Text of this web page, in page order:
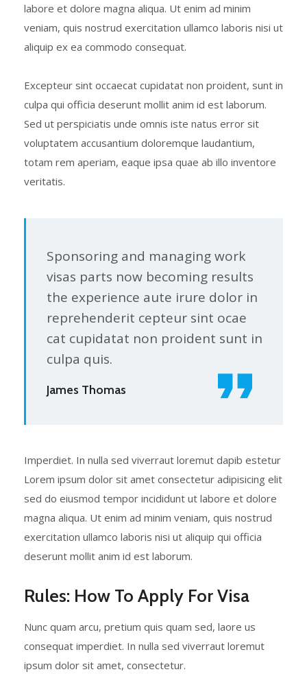
labore et dolore magna aliqua. Ut enim ad minim
veniam, quis nostrud exercitation ullamco laboris nisi ut
aliquip ex ea commodo consequat.
Excepteur sint occaecat cupidatat non proident, sunt in
culpa qui officia deserunt mollit anim id est laborum.
Sed ut perspiciatis unde omnis iste natus error sit
voluptatem accusantium doloremque laudantium,
totam rem aperiam, eaque ipsa quae ab illo inventore
veritatis.
Sponsoring and managing work
visas parts now becoming results
the experience aute irure dolor in
reprehenderit cepteur sint ocae
cat cupidatat non proident sunt in
culpa quis.
James Thomas
Imperdiet. In nulla sed viverraut loremut dapib estetur
Lorem ipsum dolor sit amet consectetur adipisicing elit
sed do eiusmod tempor incididunt ut labore et dolore
magna aliqua. Ut enim ad minim veniam, quis nostrud
exercitation ullamco laboris nisi ut aliquip qui officia
deserunt mollit anim id est laborum.
Rules: How To Apply For Visa
Nunc quam arcu, pretium quis quam sed, laore us
consequat imperdiet. In nulla sed viverraut loremut
ipsum dolor sit amet, consectetur.